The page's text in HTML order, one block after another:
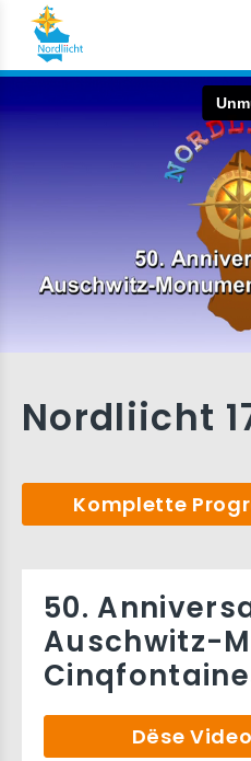
Nordliicht
Komplette
50.
Auschwitz-
Dëse